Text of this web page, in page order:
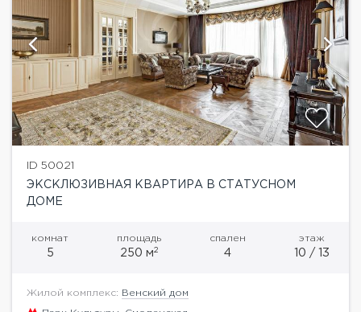
ID 50021
ЭКСКЛЮЗИВНАЯ КВАРТИРА В СТАТУСНОМ
ДОМЕ
комнат
5
площадь
250 м2
спален
4
этаж
10 / 13
Жилой комплекс: Венский дом